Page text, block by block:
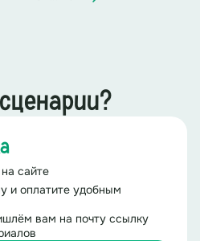
сайте
и оплатите удобным
вам на почту ссылку